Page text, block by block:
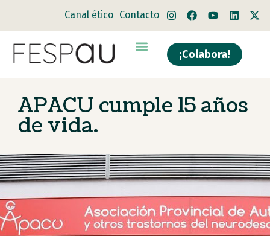
Canal ético Contacto
¡Colabora!
APACU cumple 15 años
de vida.